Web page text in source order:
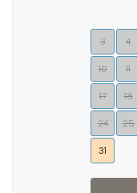
3 4
10 11
17 18
24 25
31